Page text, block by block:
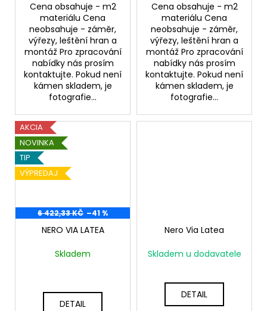
Cena obsahuje - m2
materiálu Cena
neobsahuje - záměr,
výřezy, leštění hran a
montáž Pro zpracování
nabídky nás prosím
kontaktujte. Pokud není
kámen skladem, je
fotografie...
Cena obsahuje - m2
materiálu Cena
neobsahuje - záměr,
výřezy, leštění hran a
montáž Pro zpracování
nabídky nás prosím
kontaktujte. Pokud není
kámen skladem, je
fotografie...
AKCIA
NOVINKA
TIP
VÝPREDAJ
6 422,33 KČ –41 %
NERO VIA LATEA
Skladem
DETAIL
Nero Via Latea
Skladem u dodavatele
DETAIL